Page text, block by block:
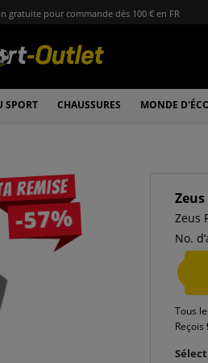
gratuite pour commande dès 100 € en FR
SPORT CHAUSSURES MONDE
remise
-57%
Zeus
Zeus
No.
Tous
Reçois